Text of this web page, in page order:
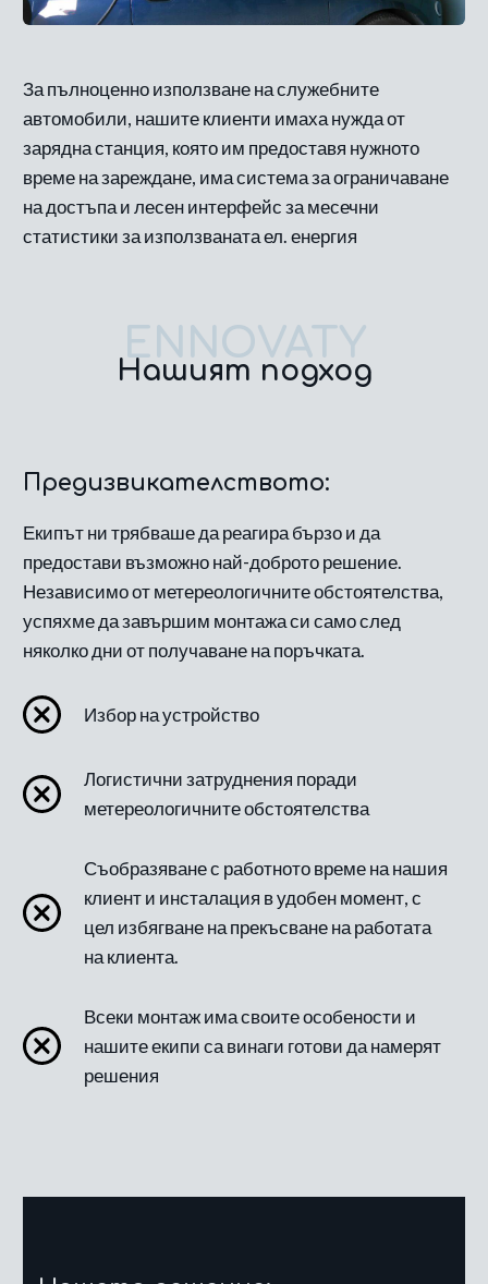
За пълноценно използване на служебните
автомобили, нашите клиенти имаха нужда от
зарядна станция, която им предоставя нужното
време на зареждане, има система за ограничаване
на достъпа и лесен интерфейс за месечни
статистики за използваната ел. енергия
ENNOVATY
Нашият подход
Предизвикателството:
Екипът ни трябваше да реагира бързо и да
предостави възможно най-доброто решение.
Независимо от метереологичните обстоятелства,
успяхме да завършим монтажа си само след
няколко дни от получаване на поръчката.
Избор на устройство
Логистични затруднения поради
метереологичните обстоятелства
Съобразяване с работното време на нашия
клиент и инсталация в удобен момент, с
цел избягване на прекъсване на работата
на клиента.
Всеки монтаж има своите особености и
нашите екипи са винаги готови да намерят
решения